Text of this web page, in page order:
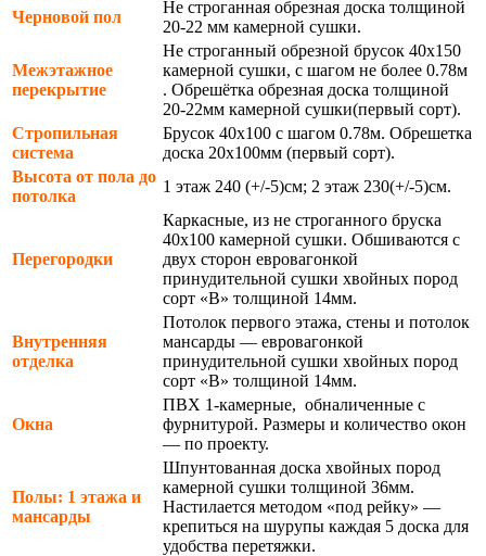
Черновой пол
Не строганная обрезная доска толщиной
20-22 мм камерной сушки.
Межэтажное
перекрытие
Не строганный обрезной брусок 40х150
камерной сушки, с шагом не более 0.78м
. Обрешётка обрезная доска толщиной
20-22мм камерной сушки(первый сорт).
Стропильная
система
Брусок 40х100 с шагом 0.78м. Обрешетка
доска 20х100мм (первый сорт).
Высота от пола до
потолка
1 этаж 240 (+/-5)см; 2 этаж 230(+/-5)см.
Перегородки
Каркасные, из не строганного бруска
40х100 камерной сушки. Обшиваются с
двух сторон евровагонкой
принудительной сушки хвойных пород
сорт «В» толщиной 14мм.
Внутренняя
отделка
Потолок первого этажа, стены и потолок
мансарды — евровагонкой
принудительной сушки хвойных пород
сорт «В» толщиной 14мм.
Окна
ПВХ 1-камерные, обналиченные с
фурнитурой. Размеры и количество окон
— по проекту.
Полы: 1 этажа и
мансарды
Шпунтованная доска хвойных пород
камерной сушки толщиной 36мм.
Настилается методом «под рейку» —
крепиться на шурупы каждая 5 доска для
удобства перетяжки.